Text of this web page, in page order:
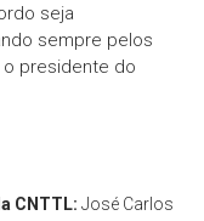
seja
sempre pelos
presidente do
CNTTL: José Carlos